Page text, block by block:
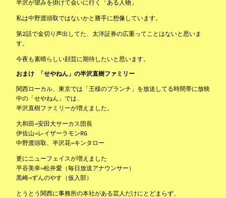
半沢が望みを掛けて会いに行く「ある人物」
私は中野渡頭取ではないかと勝手に想像しています。
第2話で金切り声出してた、太洋証券の広重ってことはないと思いま
す。
今夜も素晴らしい顔芸に期待したいと思います。
おまけ 「せやねん」の半沢直樹ファミリー
関西ローカル、東京では「王様のブランチ」を放送してる時間帯に放映
中の「せやねん」では、
半沢直樹ファミリーが増えました。
大和田⇒安田大サーカス団長
伊佐山⇒レイザーラモンRG
中野渡頭取、半沢花⇒キンタロー
更にニューフェイスが増えました
平谷美幸⇒松井愛（毎日放送アナウンサー）
黒崎⇒ずんのやす（仮入部）
とうとう関西に事務所の本社がある芸人だけにとどまらず、